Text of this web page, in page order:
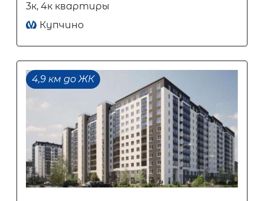
3к, 4к квартиры
Купчино
4,9 км до ЖК